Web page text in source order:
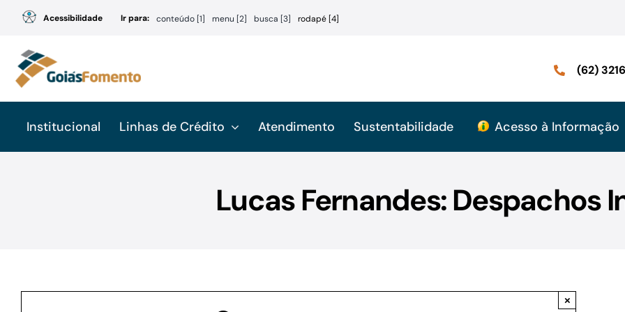
conteúdo
Acessibilidade Ir para: conteúdo [1] menu [2] busca [3] rodapé [4]
(62)
Institucional Linhas de Crédito Atendimento Sustentabilidade Acesso à Informação
Lucas Fernandes: Despachos
×